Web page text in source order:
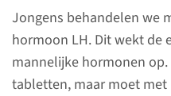
Jongens behandelen we
hormoon LH. Dit wekt de
mannelijke hormonen
tabletten, maar moet met
Patiëntenzorg
Hypogonadotroop